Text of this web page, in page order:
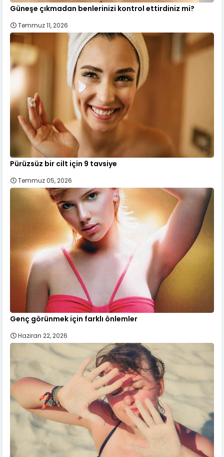
Güneşe çıkmadan benlerinizi kontrol ettirdiniz mi?
Temmuz 11, 2026
Pürüzsüz bir cilt için 9 tavsiye
Temmuz 05, 2026
Genç görünmek için farklı önlemler
Haziran 22, 2026